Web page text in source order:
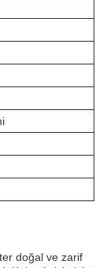
doğal ve zarif